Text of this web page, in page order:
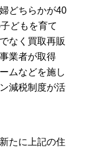
どちらかが40
どもを育て
なく買取再販
業者が取得
ムなどを施し
減税制度が活
たに上記の住